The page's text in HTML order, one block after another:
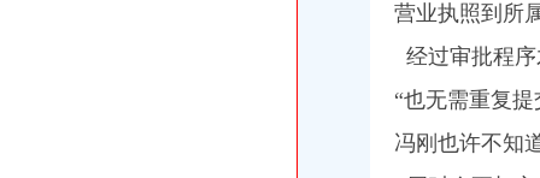
营业执照到所
经过审批程
“也无需重复
冯刚也许不知